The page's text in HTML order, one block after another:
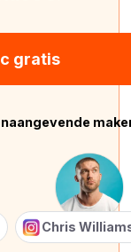
gratis
Chris